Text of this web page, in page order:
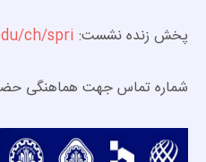
پخش زنده نشست: ch/spri
شماره تماس جهت هماهنگی حضور در